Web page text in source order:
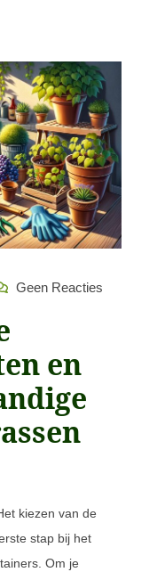
Geen Reacties
en
kiezen van de
stap bij het
Om je